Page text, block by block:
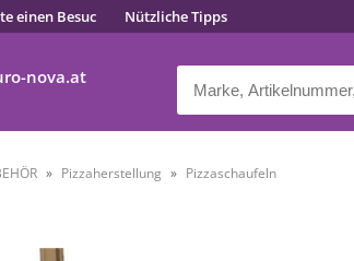
einen Besuc Nützliche Tipps
nova.at
Pizzaherstellung Pizzaschaufeln